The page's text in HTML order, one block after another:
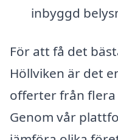
inbyggd
För att få det
Höllviken är det
offerter från flera
Genom vår